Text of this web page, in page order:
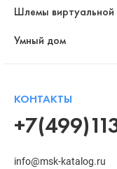
Шлемы виртуальной
Умный дом
КОНТАКТЫ
info@msk-katalog.ru